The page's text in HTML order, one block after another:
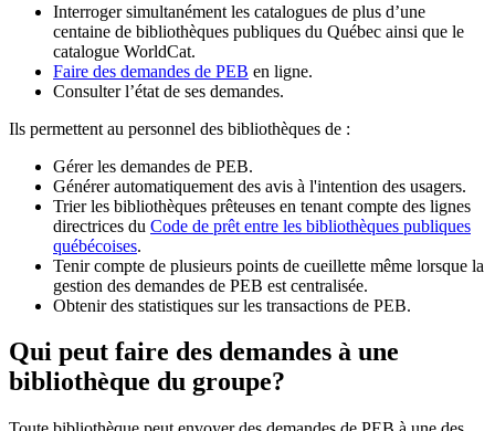
Interroger simultanément les catalogues de plus d’une
centaine de bibliothèques publiques du Québec ainsi que le
catalogue WorldCat.
Faire des demandes de PEB en ligne.
Consulter l’état de ses demandes.
Ils permettent au personnel des bibliothèques de :
Gérer les demandes de PEB.
Générer automatiquement des avis à l'intention des usagers.
Trier les bibliothèques prêteuses en tenant compte des lignes
directrices du Code de prêt entre les bibliothèques publiques
québécoises.
Tenir compte de plusieurs points de cueillette même lorsque la
gestion des demandes de PEB est centralisée.
Obtenir des statistiques sur les transactions de PEB.
Qui peut faire des demandes à une
bibliothèque du groupe?